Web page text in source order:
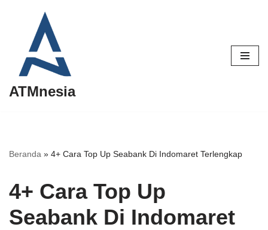
Lompat
konten
ATMnesia
Beranda » 4+ Cara Top Up Seabank Di Indomaret Terlengkap
4+ Cara Top Up
Seabank Di Indomaret